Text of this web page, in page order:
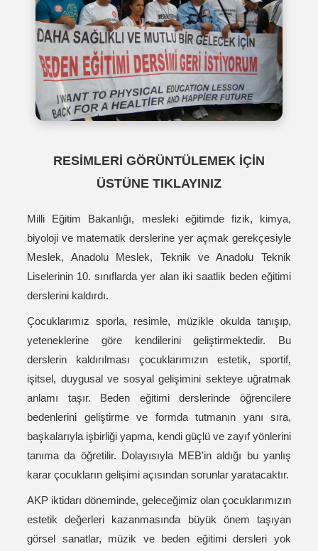
RESİMLERİ GÖRÜNTÜLEMEK İÇİN
ÜSTÜNE TIKLAYINIZ
Milli Eğitim Bakanlığı, mesleki eğitimde fizik, kimya,
biyoloji ve matematik derslerine yer açmak gerekçesiyle
Meslek, Anadolu Meslek, Teknik ve Anadolu Teknik
Liselerinin 10. sınıflarda yer alan iki saatlik beden eğitimi
derslerini kaldırdı.
Çocuklarımız sporla, resimle, müzikle okulda tanışıp,
yeteneklerine göre kendilerini geliştirmektedir. Bu
derslerin kaldırılması çocuklarımızın estetik, sportif,
işitsel, duygusal ve sosyal gelişimini sekteye uğratmak
anlamı taşır. Beden eğitimi derslerinde öğrencilere
bedenlerini geliştirme ve formda tutmanın yanı sıra,
başkalarıyla işbirliği yapma, kendi güçlü ve zayıf yönlerini
tanıma da öğretilir. Dolayısıyla MEB'in aldığı bu yanlış
karar çocukların gelişimi açısından sorunlar yaratacaktır.
AKP iktidarı döneminde, geleceğimiz olan çocuklarımızın
estetik değerleri kazanmasında büyük önem taşıyan
görsel sanatlar, müzik ve beden eğitimi dersleri yok